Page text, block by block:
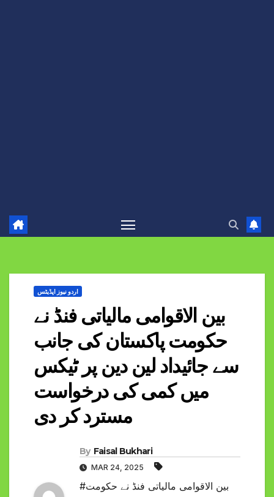
اردو نیوز اپڈیٹس
بین الاقوامی مالیاتی فنڈ نے
حکومت پاکستان کی جانب
سے جائیداد لین دین پر ٹیکس
میں کمی کی درخواست
مسترد کر دی
By Faisal Bukhari
MAR 24, 2025
#بین الاقوامی مالیاتی فنڈ نے حکومت